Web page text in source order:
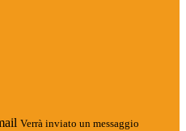
Verrà inviato un messaggio